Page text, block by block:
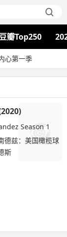
豆瓣Top250
心第一季
Season 1
德兹：美国橄榄球
斯